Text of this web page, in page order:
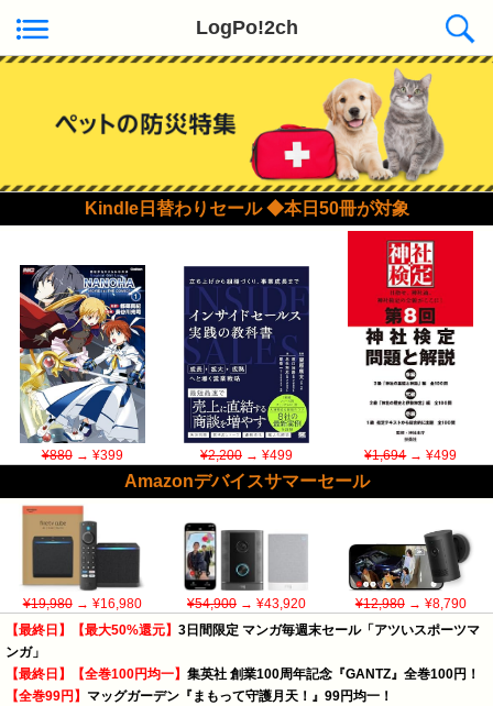
LogPo!2ch
Kindle日替わりセール ◆本日50冊が対象
¥880→ ¥399 ¥2,200→ ¥499 ¥1,694→ ¥499
Amazonデバイスサマーセール
¥19,980→ ¥16,980 ¥54,900→ ¥43,920 ¥12,980→ ¥8,790
【最終日】【最大50%還元】 3日間限定 マンガ毎週末セール「アツいスポーツマ
ンガ」
【最終日】【全巻100円均一】 集英社 創業100周年記念『GANTZ』全巻100円！
【全巻99円】 マッグガーデン『まもって守護月天！』99円均一！